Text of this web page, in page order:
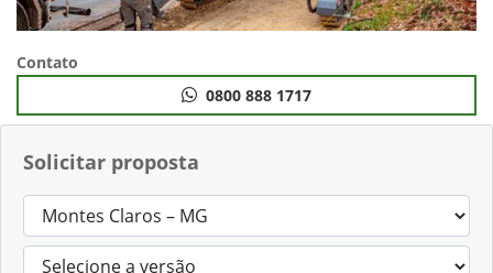
Solicitar proposta
Contato
0800 888 1717